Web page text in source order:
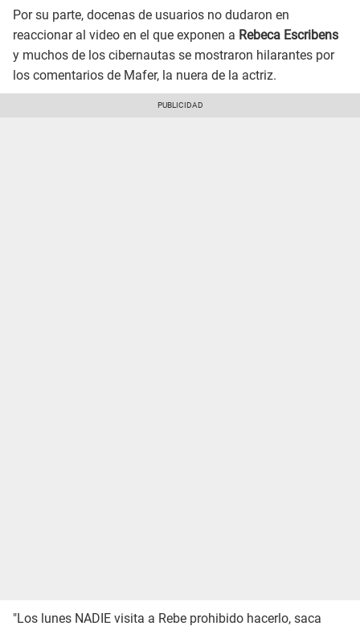
Por su parte, docenas de usuarios no dudaron en
reaccionar al video en el que exponen a Rebeca Escribens
y muchos de los cibernautas se mostraron hilarantes por
los comentarios de Mafer, la nuera de la actriz.
"Los lunes NADIE visita a Rebe prohibido hacerlo, saca